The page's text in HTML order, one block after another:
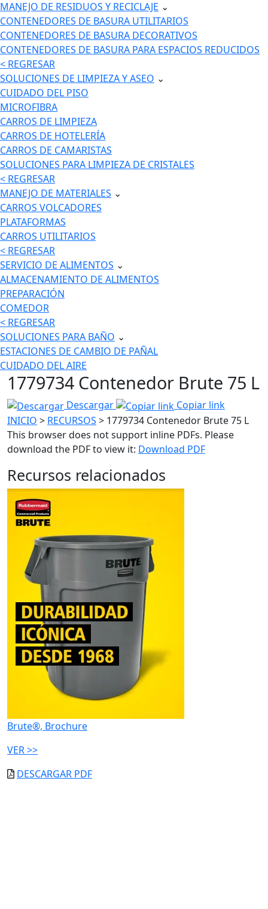
MANEJO DE RESIDUOS Y RECICLAJE ⌄
CONTENEDORES DE BASURA UTILITARIOS
CONTENEDORES DE BASURA DECORATIVOS
CONTENEDORES DE BASURA PARA ESPACIOS REDUCIDOS
< REGRESAR
SOLUCIONES DE LIMPIEZA Y ASEO ⌄
CUIDADO DEL PISO
MICROFIBRA
CARROS DE LIMPIEZA
CARROS DE HOTELERÍA
CARROS DE CAMARISTAS
SOLUCIONES PARA LIMPIEZA DE CRISTALES
< REGRESAR
MANEJO DE MATERIALES ⌄
CARROS VOLCADORES
PLATAFORMAS
CARROS UTILITARIOS
< REGRESAR
SERVICIO DE ALIMENTOS ⌄
ALMACENAMIENTO DE ALIMENTOS
PREPARACIÓN
COMEDOR
< REGRESAR
SOLUCIONES PARA BAÑO ⌄
ESTACIONES DE CAMBIO DE PAÑAL
CUIDADO DEL AIRE
1779734 Contenedor Brute 75 L
Descargar
Copiar link
INICIO > RECURSOS > 1779734 Contenedor Brute 75 L
This browser does not support inline PDFs. Please
download the PDF to view it: Download PDF
Recursos relacionados
Brute®, Brochure
VER >>
DESCARGAR PDF